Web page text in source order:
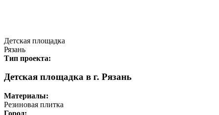
Детская площадка
Рязань
Тип проекта:
Детская площадка в г. Рязань
Материалы:
Резиновая плитка
Город: